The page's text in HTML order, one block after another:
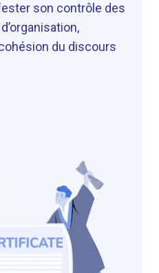
son contrôle des
du discours